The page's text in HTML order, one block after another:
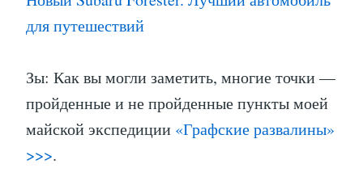
для путешествий
Зы: Как вы могли заметить, многие точки —
пройденные и не пройденные пункты моей
майской экспедиции «Графские развалины»
>>>.